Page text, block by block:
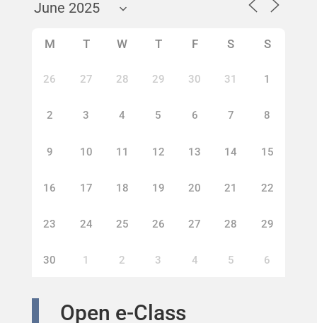
M T W T F S S
26 27 28 29 30 31 1
2 3 4 5 6 7 8
9 10 11 12 13 14 15
16 17 18 19 20 21 22
23 24 25 26 27 28 29
30 1 2 3 4 5 6
Open e-Class